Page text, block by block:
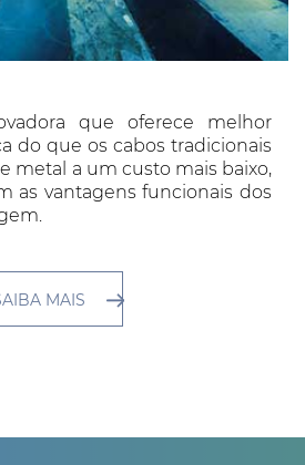
que oferece melhor
do que os cabos tradicionais
metal a um custo mais baixo,
as vantagens funcionais dos
MAIS